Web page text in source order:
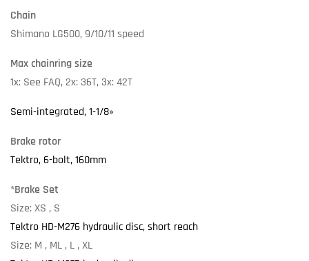
Chain
Shimano LG500, 9/10/11 speed
Max chainring size
1x: See FAQ, 2x: 36T, 3x: 42T
Semi-integrated, 1-1/8»
Brake rotor
Tektro, 6-bolt, 160mm
*Brake Set
Size: XS , S
Tektro HD-M276 hydraulic disc, short reach
Size: M , ML , L , XL